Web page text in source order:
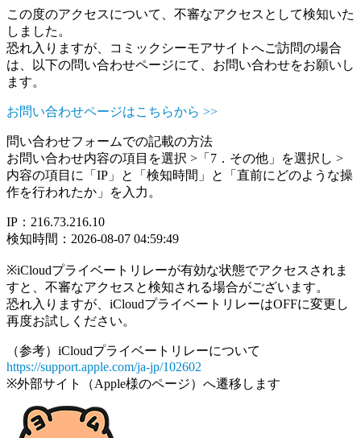
この度のアクセスについて、不審なアクセスとして検知いた
しました。
恐れ入りますが、コミックシーモアサイトへご訪問の場合
は、以下の問い合わせページにて、お問い合わせをお願いし
ます。
お問い合わせページはこちらから >>
問い合わせフォームでの記載の方法
お問い合わせ内容の項目を選択 >「7．その他」を選択し >
内容の項目に「IP」と「検知時間」と「直前にどのような操
作を行われたか」を入力。
IP：216.73.216.10
検知時間：2026-08-07 04:59:49
※iCloudプライベートリレーが有効な状態でアクセスされま
すと、不審なアクセスと検知される場合がございます。
恐れ入りますが、iCloudプライベートリレーはOFFに変更し
再度お試しください。
（参考）iCloudプライベートリレーについて
https://support.apple.com/ja-jp/102602
※外部サイト（Apple様のページ）へ遷移します